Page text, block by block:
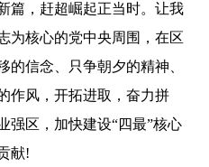
篇，赶超崛起正当时。让我
为核心的党中央周围，在区
的信念、只争朝夕的精神、
作风，开拓进取，奋力拼
强区，加快建设“四最”核心
献!